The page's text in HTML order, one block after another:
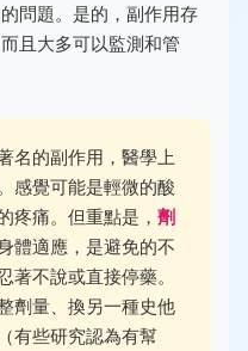
問題。是的，副作用存
且大多可以監測和管
名的副作用，醫學上
感覺可能是輕微的酸
疼痛。但重點是， 劑
體適應，是避免的不
不說或直接停藥。
劑量、換另一種史他
有些研究認為有幫